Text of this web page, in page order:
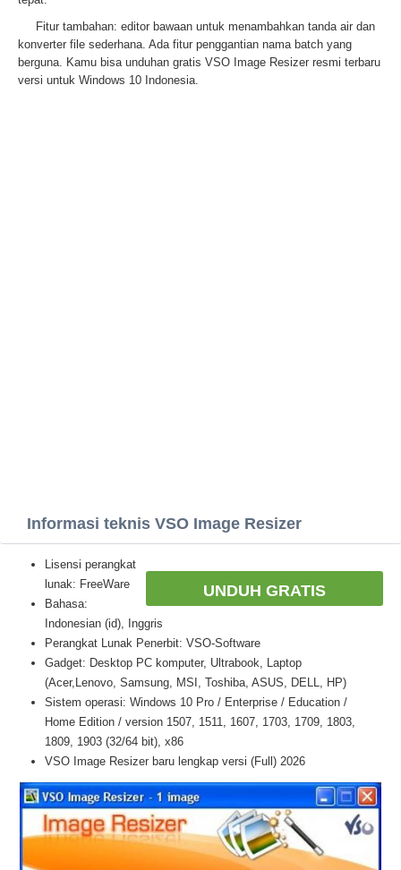
Fitur tambahan: editor bawaan untuk menambahkan tanda air dan
konverter file sederhana. Ada fitur penggantian nama batch yang
berguna. Kamu bisa unduhan gratis VSO Image Resizer resmi terbaru
versi untuk Windows 10 Indonesia.
Informasi teknis VSO Image Resizer
UNDUH GRATIS
Lisensi perangkat
lunak: FreeWare
Bahasa:
Indonesian (id), Inggris
Perangkat Lunak Penerbit: VSO-Software
Gadget: Desktop PC komputer, Ultrabook, Laptop
(Acer,Lenovo, Samsung, MSI, Toshiba, ASUS, DELL, HP)
Sistem operasi: Windows 10 Pro / Enterprise / Education /
Home Edition / version 1507, 1511, 1607, 1703, 1709, 1803,
1809, 1903 (32/64 bit), x86
VSO Image Resizer baru lengkap versi (Full) 2026